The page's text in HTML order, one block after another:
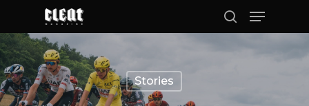
Hit enter to search or ESC to close
Stories